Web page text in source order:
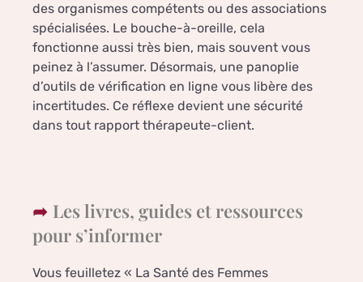
des organismes compétents ou des associations
spécialisées. Le bouche-à-oreille, cela
fonctionne aussi très bien, mais souvent vous
peinez à l’assumer. Désormais, une panoplie
d’outils de vérification en ligne vous libère des
incertitudes. Ce réflexe devient une sécurité
dans tout rapport thérapeute-client.
Les livres, guides et ressources
pour s’informer
Vous feuilletez « La Santé des Femmes